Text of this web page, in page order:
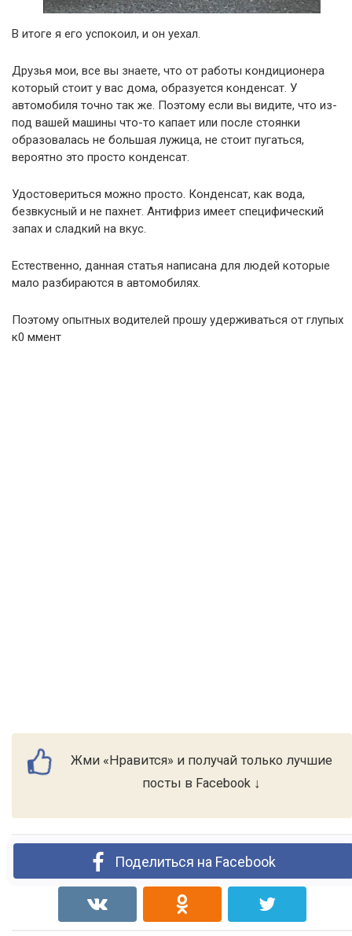
В итоге я его успокоил, и он уехал.
Друзья мои, все вы знаете, что от работы кондиционера
который стоит у вас дома, образуется конденсат. У
автомобиля точно так же. Поэтому если вы видите, что из-
под вашей машины что-то капает или после стоянки
образовалась не большая лужица, не стоит пугаться,
вероятно это просто конденсат.
Удостовериться можно просто. Конденсат, как вода,
безвкусный и не пахнет. Антифриз имеет специфический
запах и сладкий на вкус.
Естественно, данная статья написана для людей которые
мало разбираются в автомобилях.
Поэтому опытных водителей прошу удерживаться от глупых
к0 ммент
Жми «Нравится» и получай только лучшие
посты в Facebook ↓
Поделиться на Facebook